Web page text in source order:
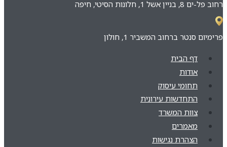
רחוב פל-ים 8, בניין אשל 1, חלונות הסיטי, חיפה
פרימיום סנטר ברחוב המשביר 1, חולון
דף הבית
אודות
תחומי עיסוק
התחדשות עירונית
צוות המשרד
מאמרים
הצהרת נגישות